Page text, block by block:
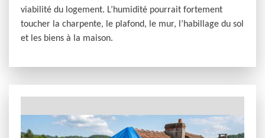
viabilité du logement. L’humidité pourrait fortement
toucher la charpente, le plafond, le mur, l’habillage du sol
et les biens à la maison.